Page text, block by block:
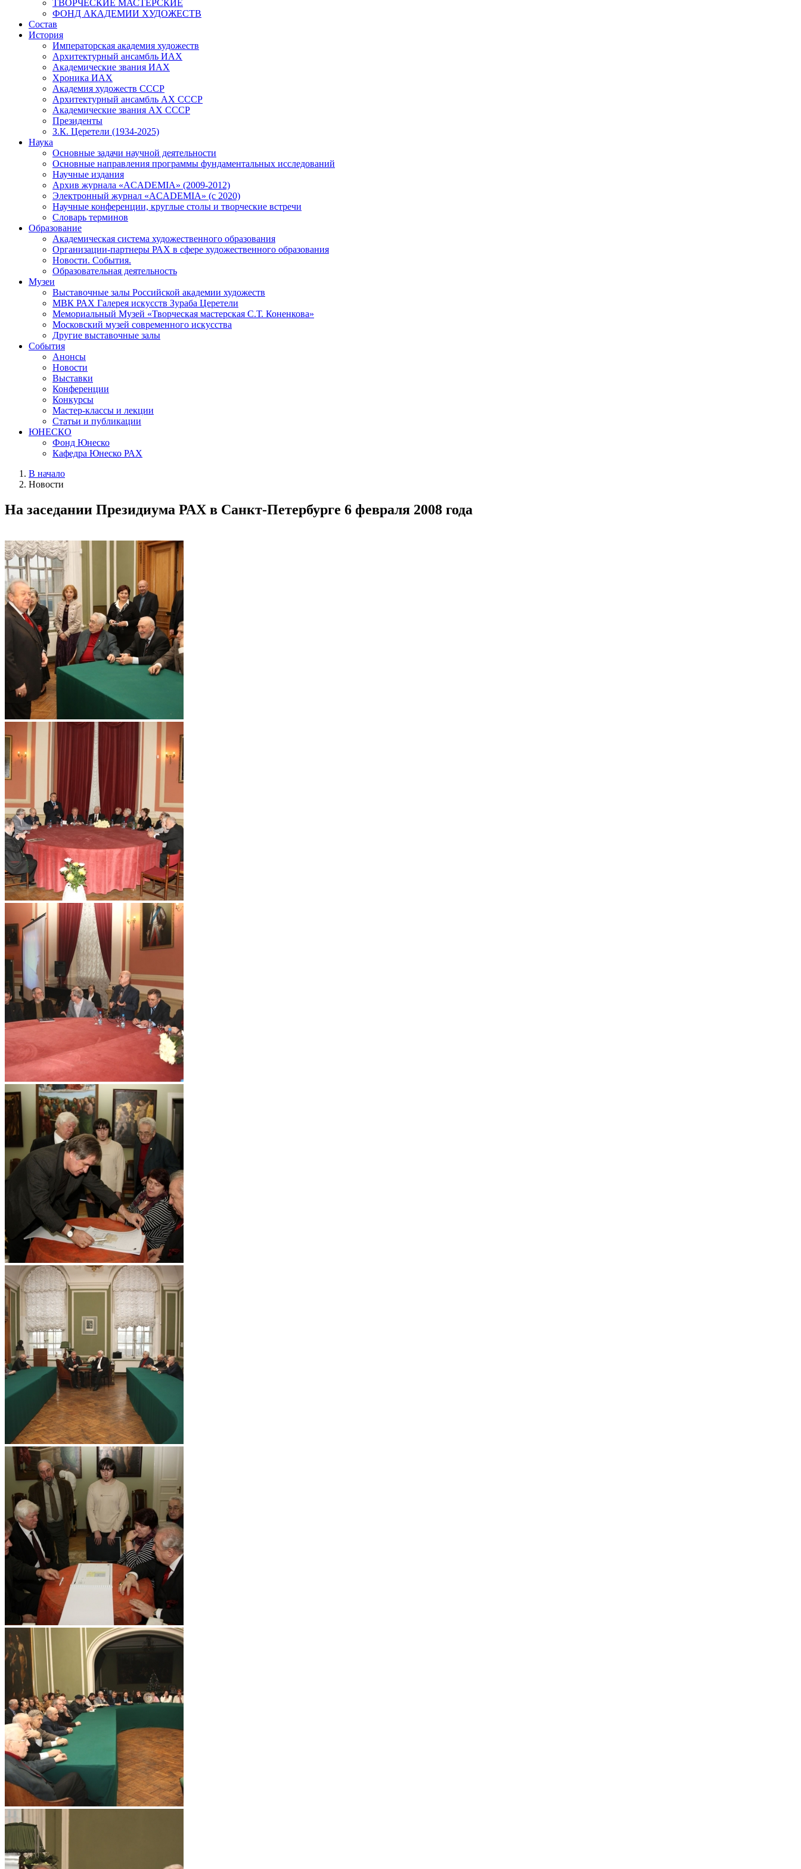
ТВОРЧЕСКИЕ МАСТЕРСКИЕ
ФОНД АКАДЕМИИ ХУДОЖЕСТВ
Состав
История
Императорская академия художеств
Архитектурный ансамбль ИАХ
Академические звания ИАХ
Хроника ИАХ
Академия художеств СССР
Архитектурный ансамбль АХ СССР
Академические звания АХ СССР
Президенты
З.К. Церетели (1934-2025)
Наука
Основные задачи научной деятельности
Основные направления программы фундаментальных исследований
Научные издания
Архив журнала «ACADEMIA» (2009-2012)
Электронный журнал «ACADEMIA» (с 2020)
Научные конференции, круглые столы и творческие встречи
Словарь терминов
Образование
Академическая система художественного образования
Организации-партнеры РАХ в сфере художественного образования
Новости. События.
Образовательная деятельность
Музеи
Выставочные залы Российской академии художеств
МВК РАХ Галерея искусств Зураба Церетели
Мемориальный Музей «Творческая мастерская С.Т. Коненкова»
Московский музей современного искусства
Другие выставочные залы
События
Анонсы
Новости
Выставки
Конференции
Конкурсы
Мастер-классы и лекции
Статьи и публикации
ЮНЕСКО
Фонд Юнеско
Кафедра Юнеско РАХ
В начало
Новости
На заседании Президиума РАХ в Санкт-Петербурге 6 февраля 2008 года